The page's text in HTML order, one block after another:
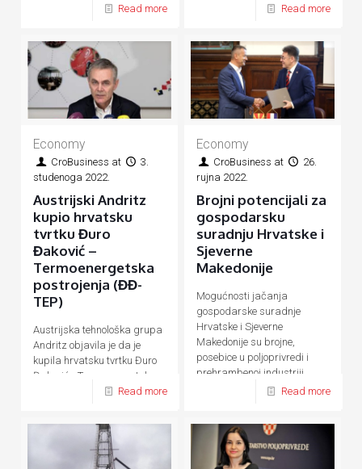
hrvatsku turističku ponudu
Read more
Read more
Economy
CroBusiness at
3.
studenoga 2022.
Austrijski Andritz
kupio hrvatsku
tvrtku Đuro
Đaković –
Termoenergetska
postrojenja (ĐĐ-
TEP)
Austrijska tehnološka grupa
Andritz objavila je da je
kupila hrvatsku tvrtku Đuro
Đaković - Termoenergetska
postrojenja (ĐĐ-TEP)Read more
Economy
CroBusiness at
26.
rujna 2022.
Brojni potencijali za
gospodarsku
suradnju Hrvatske i
Sjeverne
Makedonije
Mogućnosti jačanja
gospodarske suradnje
Hrvatske i Sjeverne
Makedonije su brojne,
posebice u poljoprivredi i
prehrambenoj industriji,
energetici, prometu, turizmu
Read more